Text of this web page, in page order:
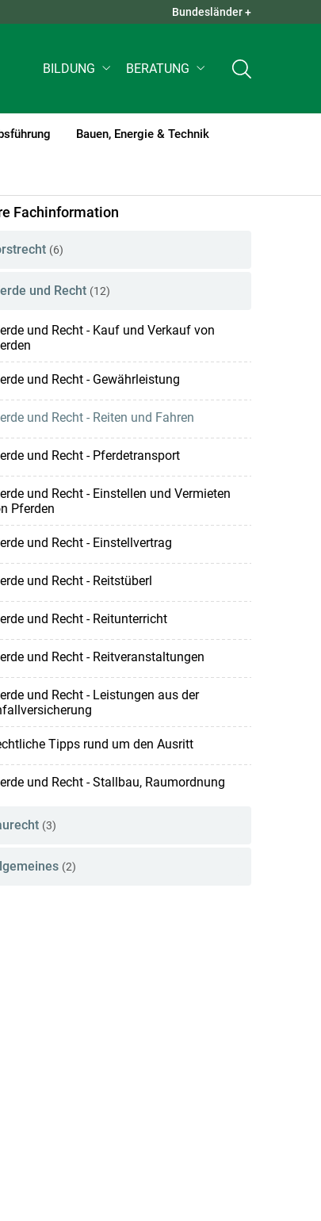
QUICK LINKS +
Bundesländer +
BILDUNG BERATUNG
Bauen, Energie & Technik
Fachinformation
(6)
und Recht (12)
und Recht - Kauf und Verkauf von
und Recht - Gewährleistung
und Recht - Reiten und Fahren
und Recht - Pferdetransport
und Recht - Einstellen und Vermieten
Pferden
und Recht - Einstellvertrag
und Recht - Reitstüberl
und Recht - Reitunterricht
und Recht - Reitveranstaltungen
und Recht - Leistungen aus der
Tipps rund um den Ausritt
und Recht - Stallbau, Raumordnung
(3)
(2)